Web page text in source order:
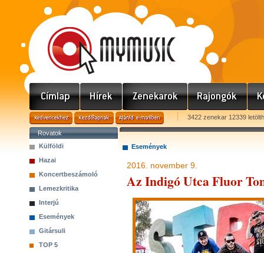
3422 zenekar 12339
Rovatok
Külföldi
Hazai
Koncertbeszámoló
Lemezkritika
Interjú
Események
Gitársuli
TOP 5
Események
2016. november 9.
Az Indigó Utca Fluor